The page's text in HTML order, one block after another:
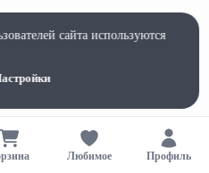
Любимое Профиль
сайта используются